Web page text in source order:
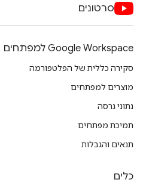
סרטונים
Google Workspace למפתחים
סקירה כללית של הפלטפורמה
מוצרים למפתחים
נתוני גרסה
תמיכת מפתחים
תנאים והגבלות
כלים